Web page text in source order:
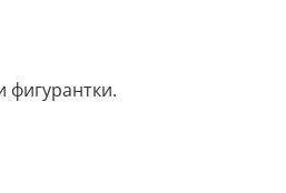
фигурантки.